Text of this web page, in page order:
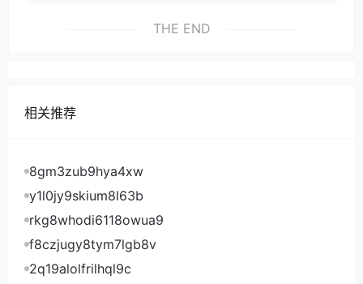
美国陆军部长德里斯科尔16日称，美军一直在巴拿马进
截至发稿，委内瑞拉政府尚未对特朗普所说“磋商”一事
吓工具，目的是迫使马杜罗下台。
THE END
相关推荐
8gm3zub9hya4xw
y1l0jy9skium8l63b
rkg8whodi6118owua9
f8czjugy8tym7lgb8v
2q19alolfrilhql9c